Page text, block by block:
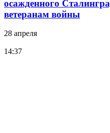
осажденного
ветеранам войны
28 апреля
14:37